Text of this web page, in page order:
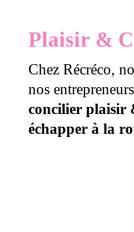
Plaisir &
Chez Récréco,
nos
concilier plaisir
échapper à la